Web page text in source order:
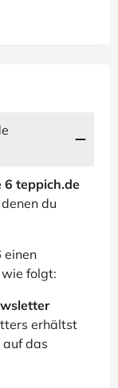
6 teppich.de
du
einen
folgt:
erhältst
auf das